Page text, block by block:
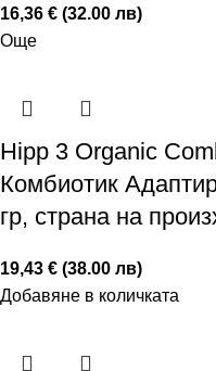
16,36 € (32.00 лв)
Още
Hipp 3 Organic
Комбиотик
гр, страна на
19,43 € (38.00 лв)
Добавяне в количката